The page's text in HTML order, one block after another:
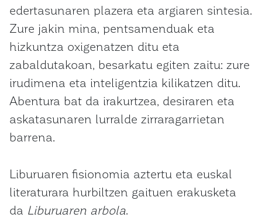
edertasunaren plazera eta argiaren sintesia.
Zure jakin mina, pentsamenduak eta
hizkuntza oxigenatzen ditu eta
zabaldutakoan, besarkatu egiten zaitu: zure
irudimena eta inteligentzia kilikatzen ditu.
Abentura bat da irakurtzea, desiraren eta
askatasunaren lurralde zirraragarrietan
barrena.
Liburuaren fisionomia aztertu eta euskal
literaturara hurbiltzen gaituen erakusketa
da Liburuaren arbola.